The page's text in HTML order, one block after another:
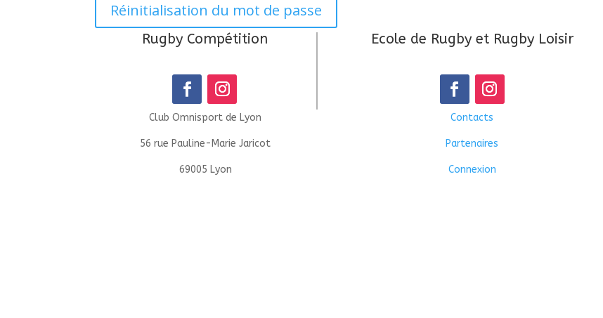
Réinitialisation du mot de passe
Rugby Compétition Ecole de Rugby et Rugby Loisir
Club Omnisport de Lyon
56 rue Pauline-Marie Jaricot
69005 Lyon
Contacts
Partenaires
Connexion